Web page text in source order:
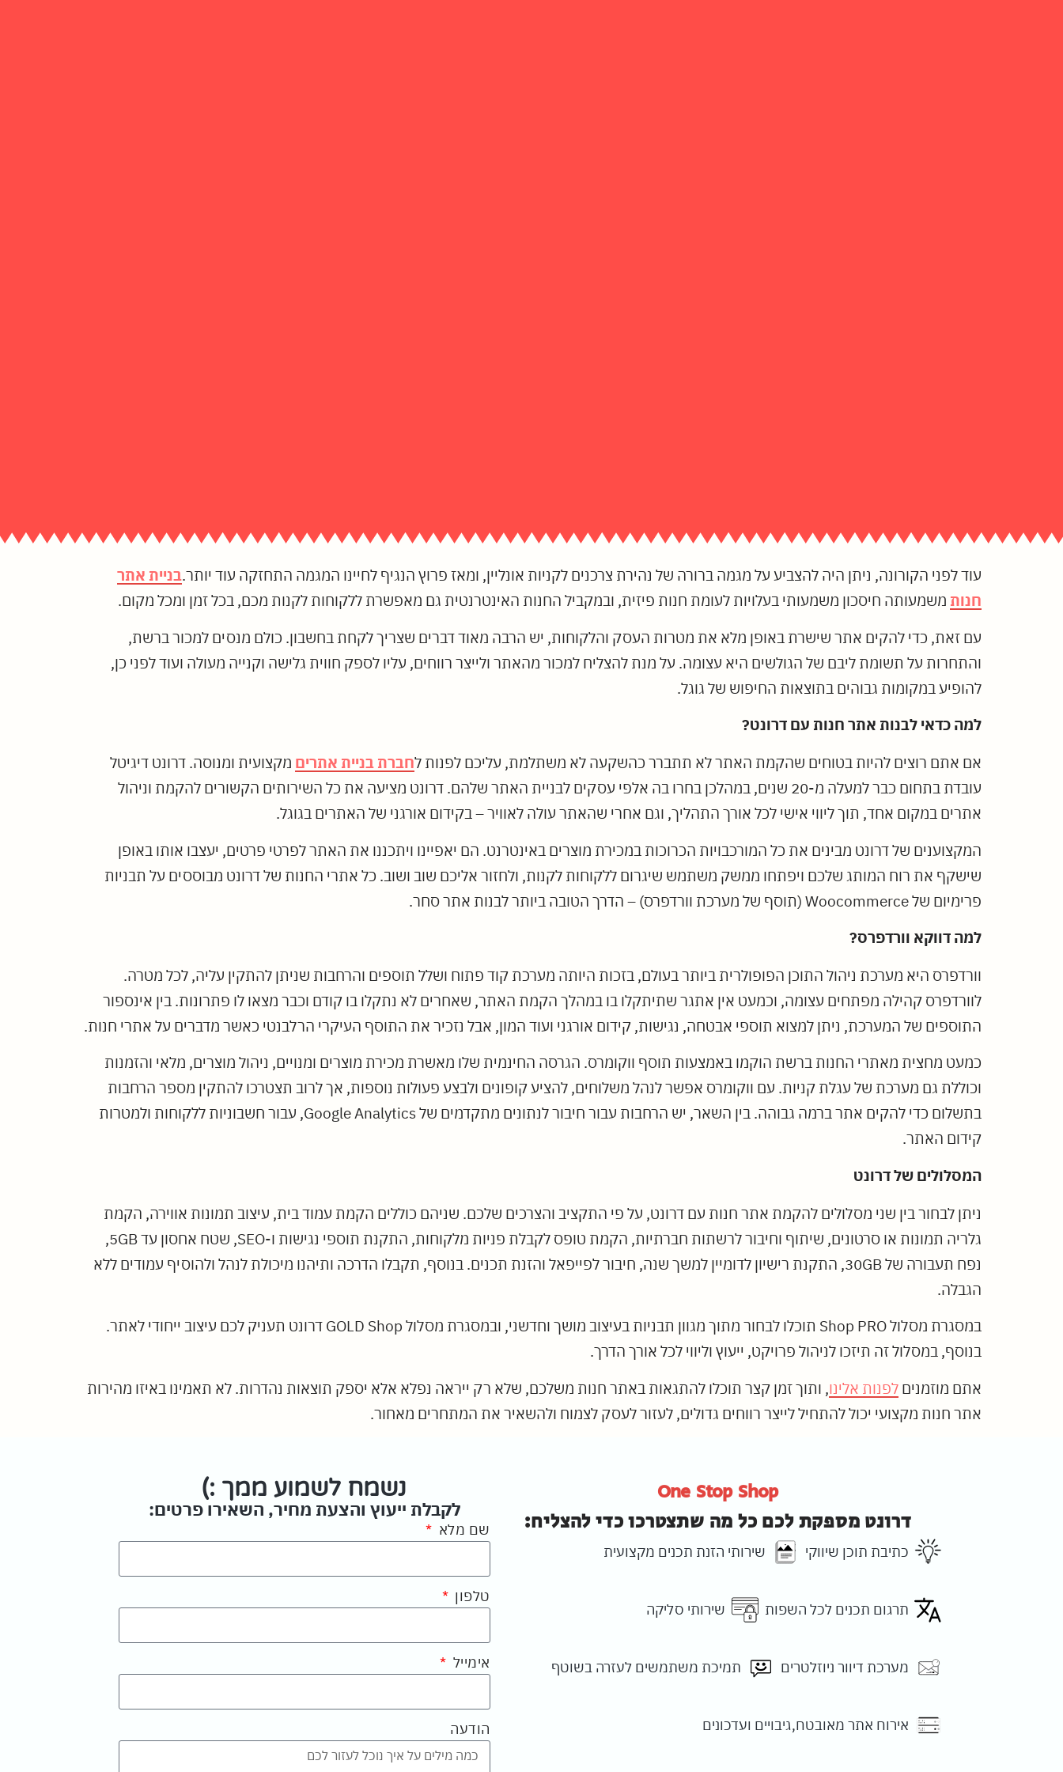
עוד לפני הקורונה, ניתן היה להצביע על מגמה ברורה של נהירת צרכנים לקניות אונליין, ומאז פרוץ הנגיף לחיינו המגמה התחזקה עוד יותר.בניית אתר
חנות משמעותה חיסכון משמעותי בעלויות לעומת חנות פיזית, ובמקביל החנות האינטרנטית גם מאפשרת ללקוחות לקנות מכם, בכל זמן ומכל מקום.
עם זאת, כדי להקים אתר שישרת באופן מלא את מטרות העסק והלקוחות, יש הרבה מאוד דברים שצריך לקחת בחשבון. כולם מנסים למכור ברשת,
והתחרות על תשומת ליבם של הגולשים היא עצומה. על מנת להצליח למכור מהאתר ולייצר רווחים, עליו לספק חווית גלישה וקנייה מעולה ועוד לפני כן,
להופיע במקומות גבוהים בתוצאות החיפוש של גוגל.
למה כדאי לבנות אתר חנות עם דרונט?
אם אתם רוצים להיות בטוחים שהקמת האתר לא תתברר כהשקעה לא משתלמת, עליכם לפנות לחברת בניית אתרים מקצועית ומנוסה. דרונט דיגיטל
עובדת בתחום כבר למעלה מ-20 שנים, במהלכן בחרו בה אלפי עסקים לבניית האתר שלהם. דרונט מציעה את כל השירותים הקשורים להקמת וניהול
אתרים במקום אחד, תוך ליווי אישי לכל אורך התהליך, וגם אחרי שהאתר עולה לאוויר – בקידום אורגני של האתרים בגוגל.
המקצוענים של דרונט מבינים את כל המורכבויות הכרוכות במכירת מוצרים באינטרנט. הם יאפיינו ויתכננו את האתר לפרטי פרטים, יעצבו אותו באופן
שישקף את רוח המותג שלכם ויפתחו ממשק משתמש שיגרום ללקוחות לקנות, ולחזור אליכם שוב ושוב. כל אתרי החנות של דרונט מבוססים על תבניות
פרימיום של Woocommerce (תוסף של מערכת וורדפרס) – הדרך הטובה ביותר לבנות אתר סחר.
למה דווקא וורדפרס?
וורדפרס היא מערכת ניהול התוכן הפופולרית ביותר בעולם, בזכות היותה מערכת קוד פתוח ושלל תוספים והרחבות שניתן להתקין עליה, לכל מטרה.
לוורדפרס קהילה מפתחים עצומה, וכמעט אין אתגר שתיתקלו בו במהלך הקמת האתר, שאחרים לא נתקלו בו קודם וכבר מצאו לו פתרונות. בין אינספור
התוספים של המערכת, ניתן למצוא תוספי אבטחה, נגישות, קידום אורגני ועוד המון, אבל נזכיר את התוסף העיקרי הרלבנטי כאשר מדברים על אתרי חנות.
כמעט מחצית מאתרי החנות ברשת הוקמו באמצעות תוסף ווקומרס. הגרסה החינמית שלו מאשרת מכירת מוצרים ומנויים, ניהול מוצרים, מלאי והזמנות
וכוללת גם מערכת של עגלת קניות. עם ווקומרס אפשר לנהל משלוחים, להציע קופונים ולבצע פעולות נוספות, אך לרוב תצטרכו להתקין מספר הרחבות
בתשלום כדי להקים אתר ברמה גבוהה. בין השאר, יש הרחבות עבור חיבור לנתונים מתקדמים של Google Analytics, עבור חשבוניות ללקוחות ולמטרות
קידום האתר.
המסלולים של דרונט
ניתן לבחור בין שני מסלולים להקמת אתר חנות עם דרונט, על פי התקציב והצרכים שלכם. שניהם כוללים הקמת עמוד בית, עיצוב תמונות אווירה, הקמת
גלריה תמונות או סרטונים, שיתוף וחיבור לרשתות חברתיות, הקמת טופס לקבלת פניות מלקוחות, התקנת תוספי נגישות ו-SEO, שטח אחסון עד 5GB,
נפח תעבורה של 30GB, התקנת רישיון לדומיין למשך שנה, חיבור לפייפאל והזנת תכנים. בנוסף, תקבלו הדרכה ותיהנו מיכולת לנהל ולהוסיף עמודים ללא
הגבלה.
במסגרת מסלול Shop PRO תוכלו לבחור מתוך מגוון תבניות בעיצוב מושך וחדשני, ובמסגרת מסלול GOLD Shop דרונט תעניק לכם עיצוב ייחודי לאתר.
בנוסף, במסלול זה תיזכו לניהול פרויקט, ייעוץ וליווי לכל אורך הדרך.
אתם מוזמניםלפנות אלינו, ותוך זמן קצר תוכלו להתגאות באתר חנות משלכם, שלא רק ייראה נפלא אלא יספק תוצאות נהדרות. לא תאמינו באיזו מהירות
אתר חנות מקצועי יכול להתחיל לייצר רווחים גדולים, לעזור לעסק לצמוח ולהשאיר את המתחרים מאחור.
One Stop Shop
דרונט מספקת לכם כל מה שתצטרכו כדי להצליח:
כתיבת תוכן שיווקי שירותי הזנת תכנים מקצועית
תרגום תכנים לכל השפות שירותי סליקה
מערכת דיוור ניוזלטרים תמיכת משתמשים לעזרה בשוטף
אירוח אתר מאובטח,גיבויים ועדכונים
נשמח לשמוע ממך :)
לקבלת ייעוץ והצעת מחיר, השאירו פרטים:
שם מלא
טלפון
אימייל
הודעה